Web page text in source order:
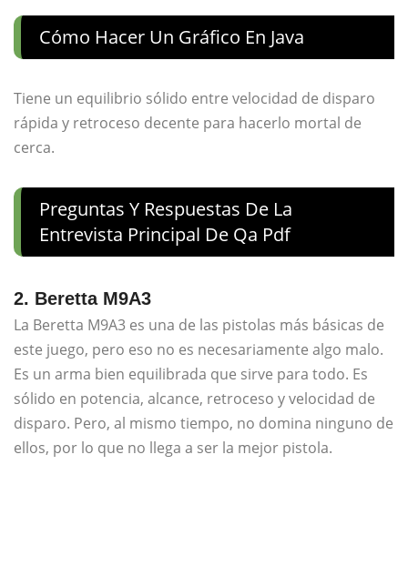
Cómo Hacer Un Gráfico En Java
Tiene un equilibrio sólido entre velocidad de disparo
rápida y retroceso decente para hacerlo mortal de
cerca.
Preguntas Y Respuestas De La
Entrevista Principal De Qa Pdf
2. Beretta M9A3
La Beretta M9A3 es una de las pistolas más básicas de
este juego, pero eso no es necesariamente algo malo.
Es un arma bien equilibrada que sirve para todo. Es
sólido en potencia, alcance, retroceso y velocidad de
disparo. Pero, al mismo tiempo, no domina ninguno de
ellos, por lo que no llega a ser la mejor pistola.